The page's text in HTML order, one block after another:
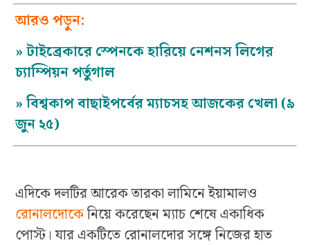
আরও পড়ুন:
»টাইব্রেকারে স্পেনকে হারিয়ে নেশনস লিগের
চ্যাম্পিয়ন পর্তুগাল
»বিশ্বকাপ বাছাইপর্বের ম্যাচসহ আজকের খেলা (৯
জুন ২৫)
এদিকে দলটির আরেক তারকা লামিনে ইয়ামালও
রোনালদোকেনিয়ে করেছেন ম্যাচ শেষে একাধিক
পোস্ট। যার একটিতে রোনালদোর সঙ্গে নিজের হাত